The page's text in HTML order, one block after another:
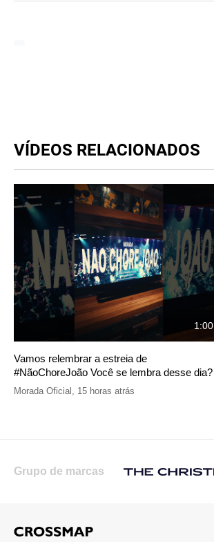
VÍDEOS RELACIONADOS
1:00
Vamos relembrar a estreia de
#NãoChoreJoão Você se lembra desse dia?
Morada Oficial 15 horas atrás
Grupo de marcas